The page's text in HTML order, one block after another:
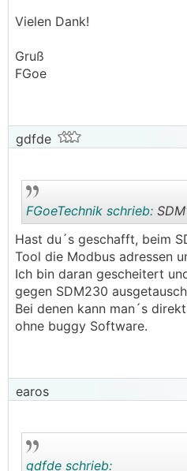
schick dir die ganze
Config hab ich von
Hab mittlerweilen 3
Probleme mit 9600
sdm230 nicht).
Vielen Dank!
Gruß
FGoe
gdfde
..
FGoeTechnik schrieb:
Hast du´s geschafft, beim
Tool die Modbus adressen
Ich bin daran gescheitert
gegen SDM230
Bei denen kann man´s
ohne buggy Software.
earos
gdfde schrieb: